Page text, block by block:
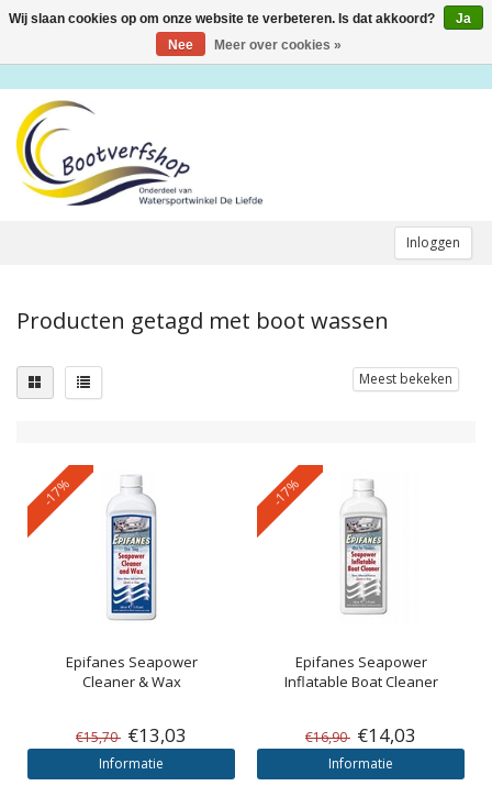
Inloggen
Toggle
Producten getagd met boot wassen
Meest bekeken
-17%
Epifanes Seapower
Cleaner & Wax
€15,70 €13,03
Informatie
-17%
Epifanes Seapower
Inflatable Boat Cleaner
€16,90 €14,03
Informatie
Wij slaan cookies op om onze website te verbeteren. Is dat akkoord?
Ja
Nee
Meer over cookies »